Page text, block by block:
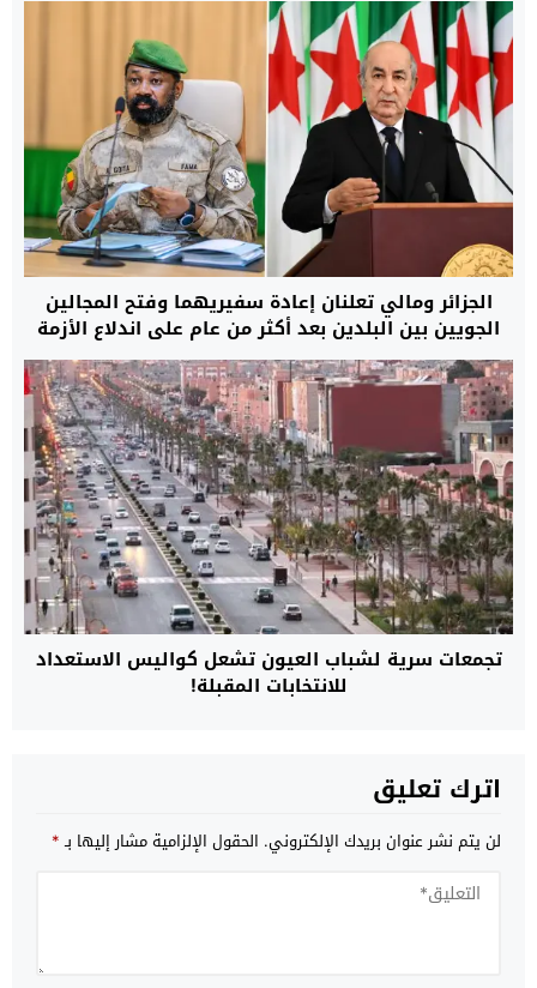
الجزائر ومالي تعلنان إعادة سفيريهما وفتح المجالين
الجويين بين البلدين بعد أكثر من عام على اندلاع الأزمة
الدبلوماسية بينهما
تجمعات سرية لشباب العيون تشعل كواليس الاستعداد
للانتخابات المقبلة!
اترك تعليق
لن يتم نشر عنوان بريدك الإلكتروني. الحقول الإلزامية مشار إليها بـ*